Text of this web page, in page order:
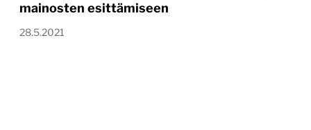
mainosten esittämiseen
28.5.2021